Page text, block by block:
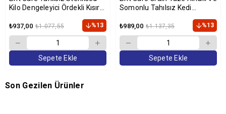
Kilo Dengeleyici Ördekli Kısır
₺937,00 ₺1.077,55 %13
Sepete Ekle
Somonlu Tahılsız Kedi
₺989,00 ₺1.137,35 %13
Sepete Ekle
Son Gezilen Ürünler